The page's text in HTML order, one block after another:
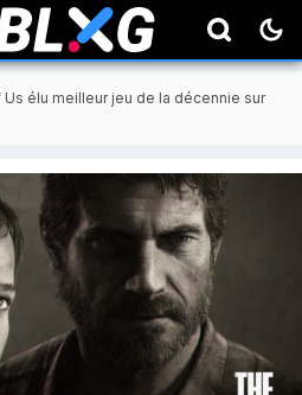
Us élu meilleur jeu de la décennie sur